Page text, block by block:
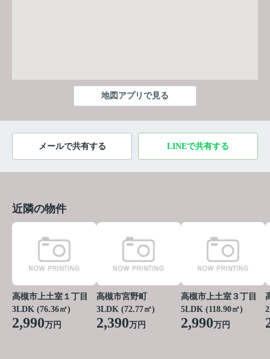
地図アプリで見る
メールで共有する LINEで共有する
近隣の物件
高槻市上土室１丁目
3LDK (76.36㎡)
2,990万円
高槻市宮野町
3LDK (72.77㎡)
2,390万円
高槻市上土室３丁目
5LDK (118.90㎡)
2,990万円